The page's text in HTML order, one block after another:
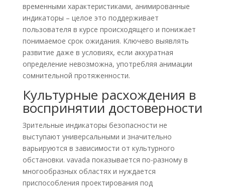
временными характеристиками, анимированные
индикаторы – целое это поддерживает
пользователя в курсе происходящего и понижает
понимаемое срок ожидания. Ключево выявлять
развитие даже в условиях, если аккуратная
определение невозможна, употребляя анимации
сомнительной протяженности.
Культурные расхождения в
воспринятии достоверности
Зрительные индикаторы безопасности не
выступают универсальными и значительно
варьируются в зависимости от культурного
обстановки. vavada показывается по-разному в
многообразных областях и нуждается
приспособления проектирования под